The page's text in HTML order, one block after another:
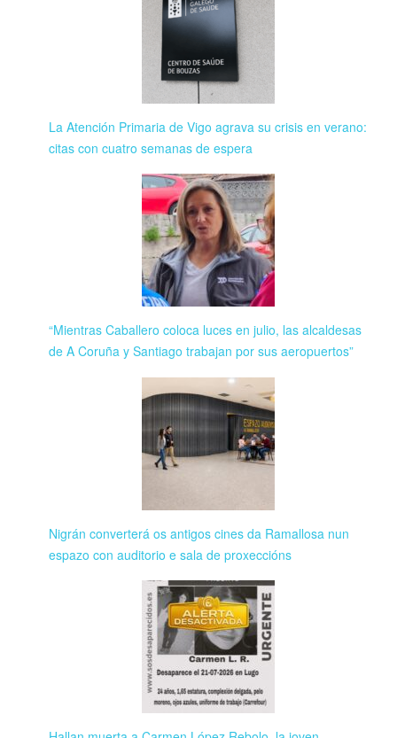
La Atención Primaria de Vigo agrava su crisis en verano:
citas con cuatro semanas de espera
“Mientras Caballero coloca luces en julio, las alcaldesas
de A Coruña y Santiago trabajan por sus aeropuertos”
Nigrán converterá os antigos cines da Ramallosa nun
espazo con auditorio e sala de proxeccións